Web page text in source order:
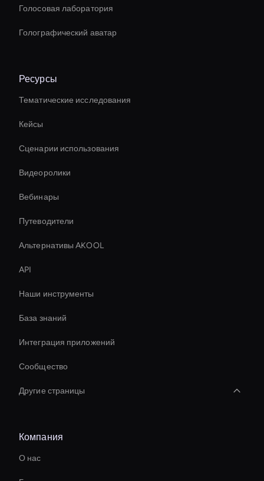
Голосовая лаборатория
Голографический аватар
Ресурсы
Тематические исследования
Кейсы
Сценарии использования
Видеоролики
Вебинары
Путеводители
Альтернативы AKOOL
API
Наши инструменты
База знаний
Интеграция приложений
Сообщество
Другие страницы
Holographic Virtual Assistant
Real-Time Ai Video
Компания
О нас